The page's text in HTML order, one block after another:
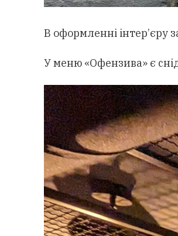
В оформленні інтер’єру
У меню «Офензива» є